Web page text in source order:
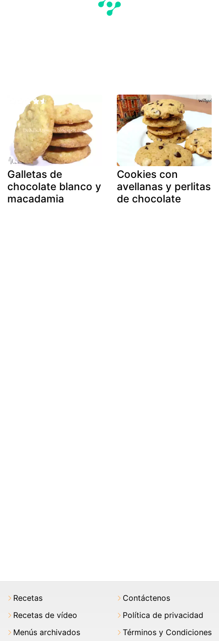
Galletas de
chocolate blanco y
macadamia
Cookies con
avellanas y perlitas
de chocolate
Recetas
Recetas de vídeo
Menús archivados
Contáctenos
Política de privacidad
Términos y Condiciones